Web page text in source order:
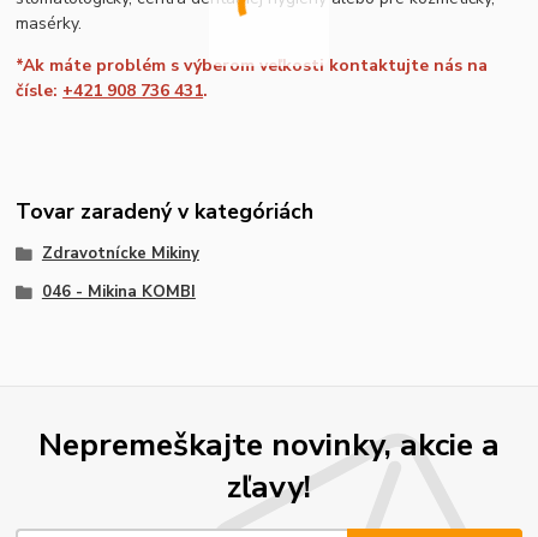
masérky.
*Ak máte problém s výberom veľkosti kontaktujte nás na
čísle: +421 908 736 431.
Tovar zaradený v kategóriách
Zdravotnícke Mikiny
046 - Mikina KOMBI
Nepremeškajte novinky, akcie a
zľavy!